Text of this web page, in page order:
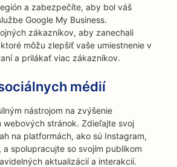
a zabezpečíte, aby bol váš
Google My Business.
zákazníkov, aby zanechali
môžu zlepšiť vaše umiestnenie v
a prilákať viac zákazníkov.
médií
nástrojom na zvýšenie
webových stránok. Zdieľajte svoj
na platformách, ako sú Instagram,
a spolupracujte so svojím publikom
aktualizácií a interakcií.